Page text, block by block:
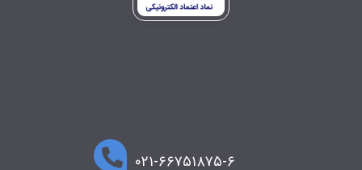
۰۲۱-۶۶۷۵۱۸۷۵-۶